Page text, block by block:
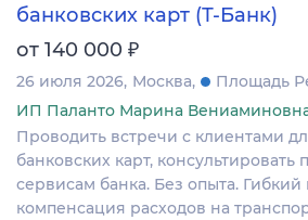
банковских карт (Т-Банк)
от 140 000 ₽
26 июля 2026 Москва
Площадь
ИП Паланто Марина
Проводить встречи с клиентами
банковских карт, консультировать
сервисам банка. Без опыта. Гибкий
компенсация расходов на